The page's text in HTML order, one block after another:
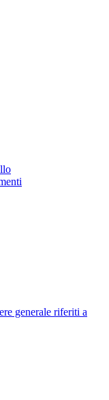
generale riferiti a